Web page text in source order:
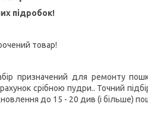
підробок!
товар!
призначений для ремонту
срібною пудри.. Точний
до 15 - 20 див (і більше)